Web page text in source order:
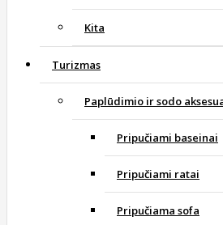
Kita
Turizmas
Paplūdimio ir sodo
Pripučiami baseinai
Pripučiami ratai
Pripučiama sofa